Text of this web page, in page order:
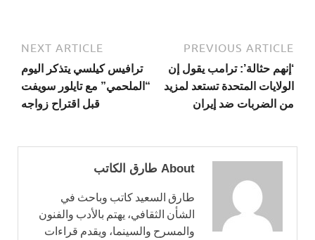
PREVIOUS ARTICLE
‘إنهم حثالة’: ترامب يقول إن
الولايات المتحدة تستعد لمزيد
من الضربات ضد إيران
NEXT ARTICLE
ترافيس كيلسي يتذكر اليوم
“الملحمي” مع تايلور سويفت
قبل اقتراح زواجه
About طارق الكاتب
طارق السعيد كاتب وباحث في
الشأن الثقافي، يهتم بالأدب والفنون
والمسرح والسينما، ويقدم قراءات